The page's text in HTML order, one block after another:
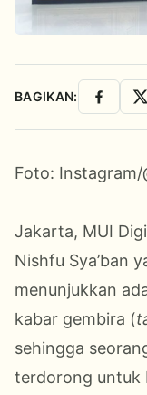
BAGIKAN: X
Foto:
Jakarta, MUI
Nishfu Sya’ban
menunjukkan
kabar gembira (
sehingga
terdorong untuk